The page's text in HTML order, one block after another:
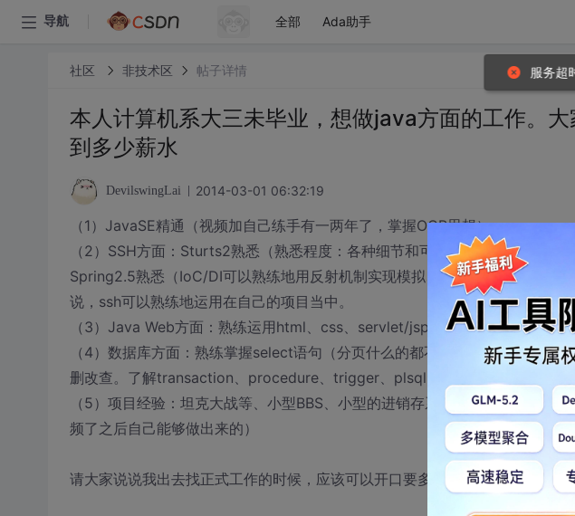
导航 全部 Ada助手
社区 非技术区 帖子详情
本人计算机系大三未毕业，想做java方面的工作。
到多少薪水
DevilswingLai 2014-03-01 06:32:19
（1）JavaSE精通（视频加自己练手有一两年了，掌握OOP思想）
（2）SSH方面：Sturts2熟悉（熟悉程度：各种细节和可以自己用代码模拟
Spring2.5熟悉（IoC/DI可以熟练地用反射机制实现模拟、AOP可用反射机制
说，ssh可以熟练地运用在自己的项目当中。
（3）Java Web方面：熟练运用html、css、servlet/jsp自己写出简单的BBS
（4）数据库方面：熟练掌握select语句（分页什么的都不是问题，因为自己
删改查。了解transaction、procedure、trigger、plsql。基本了解数据库的优
（5）项目经验：坦克大战等、小型BBS、小型的进销存系统、OA办公自动化
频了之后自己能够做出来的）
请大家说说我出去找正式工作的时候，应该可以开口要多少薪水，我心里没底
服务超